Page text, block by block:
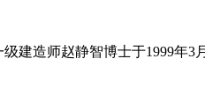
建造师赵静智博士于1999